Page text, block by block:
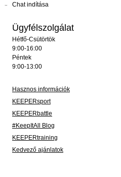
Chat indítása
Ügyfélszolgálat
Hétfő-Csütörtök
9:00-16:00
Péntek
9:00-13:00
Hasznos információk
KEEPERsport
KEEPERbattle
#KeepItAll Blog
KEEPERtraining
Kedvező ajánlatok